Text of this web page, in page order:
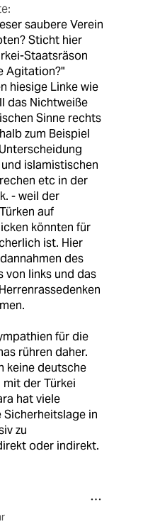
saubere Verein
Sticht hier
Staatsräson
Agitation?"
hiesige Linke wie
das Nichtweiße
Sinne rechts
zum Beispiel
islamistischen
etc in der
- weil der
auf
könnten für
ist. Hier
des
von links und das
für die
rühren daher.
keine deutsche
mit der Türkei
hat viele
in
zu
oder indirekt.